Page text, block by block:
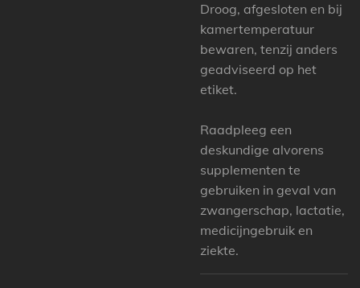
Droog, afgesloten en bij
kamertemperatuur
bewaren, tenzij anders
geadviseerd op het
etiket.
Raadpleeg een
deskundige alvorens
supplementen te
gebruiken in geval van
zwangerschap, lactatie,
medicijngebruik en
ziekte.